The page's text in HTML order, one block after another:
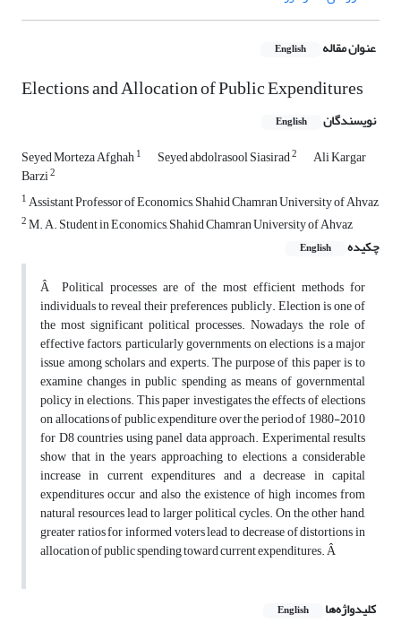
عنوان مقاله English
Elections and Allocation of Public Expenditures
نویسندگان English
Seyed Morteza Afghah1 Seyed abdolrasool Siasirad2 Ali Kargar
Barzi2
1Assistant Professor of Economics, Shahid Chamran University of Ahvaz
2M. A. Student in Economics, Shahid Chamran University of Ahvaz
چکیده
English
Â Political processes are of the most efficient methods for
individuals to reveal their preferences publicly. Election is one of
the most significant political processes. Nowadays, the role of
effective factors, particularly governments, on elections is a major
issue among scholars and experts. The purpose of this paper is to
examine changes in public spending as means of governmental
policy in elections. This paper investigates the effects of elections
on allocations of public expenditure over the period of 1980-2010
for D8 countries using panel data approach. Experimental results
show that in the years approaching to elections, a considerable
increase in current expenditures and a decrease in capital
expenditures occur and also the existence of high incomes from
natural resources lead to larger political cycles. On the other hand,
greater ratios for informed voters lead to decrease of distortions in
allocation of public spending toward current expenditures. Â
کلیدواژه‌ها English